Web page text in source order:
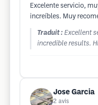
Excelente servicio,
increíbles. Muy
Traduit : Excellent
incredible results.
Jose Garcia
2 avis